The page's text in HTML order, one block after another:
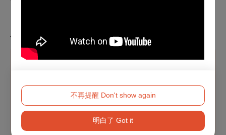
不再提醒 Don't show again
明白了 Got it
溫馨提醒
【本節目適用文化幣青年席位、青年席位五折自由座優
惠，提供之場次將顯示專屬折扣方案】
青年席位專屬優惠、青年席位五折自由座僅限於
OPENTIX網站與App使用100點以上文化幣支付，席次有